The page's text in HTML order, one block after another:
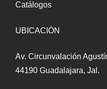
Catálogos
UBICACIÓN
Av. Circunvalación
44190 Guadalajara, Jal.